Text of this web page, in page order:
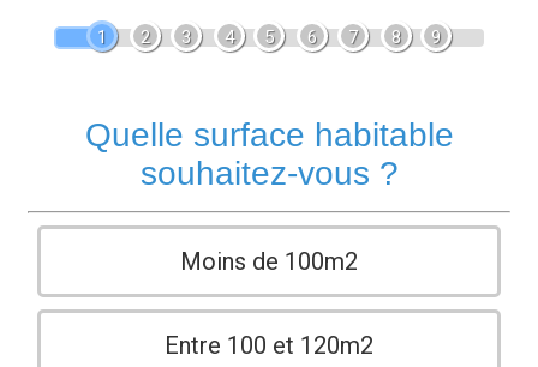
1 2 3 4 5 6 7 8 9
Quelle surface habitable
souhaitez-vous ?
Moins de 100m2
Entre 100 et 120m2